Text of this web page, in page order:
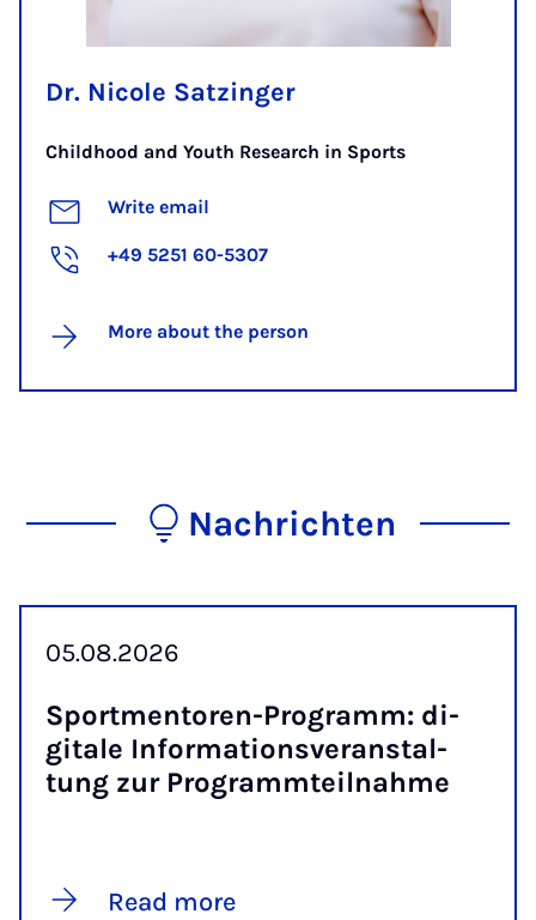
Dr. Nicole Satzinger
Childhood and Youth Research in Sports
Write email
+49 5251 60-5307
More about the person
Nachrichten
05.08.2026
Sport­ment­oren-Pro­gramm: di­
gitale In­form­a­tions­ver­an­stal­
tung zur Pro­gram­mteil­nahme
Read more